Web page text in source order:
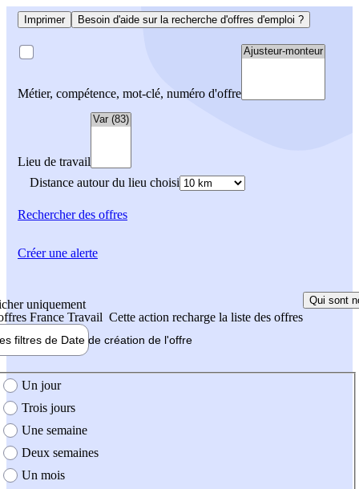
Imprimer Besoin d'aide sur la recherche d'offres d'emploi ?
Métier, compétence, mot-clé, numéro d'offre
Lieu de travail
Distance autour du lieu choisi
Rechercherdes offres
uniquement
France Travail Cette action recharge la liste des offres
Qui sont
filtres de Date de création de l'offre
création de l'offre
Un jour
Trois jours
Une semaine
Deux semaines
Un mois
Créer une alerte